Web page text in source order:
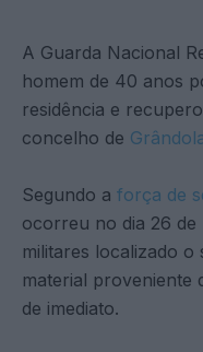
A Guarda Nacional
homem de 40 anos
residência e
concelho de
Segundo a força de
ocorreu no dia 26 de
militares localizado o
material proveniente
de imediato.